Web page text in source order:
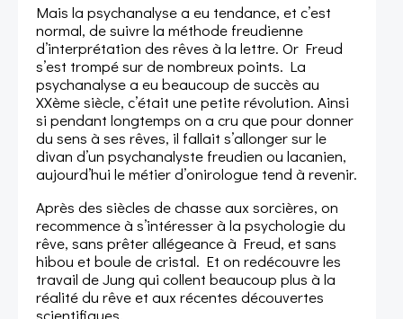
Mais la psychanalyse a eu tendance, et c’est
normal, de suivre la méthode freudienne
d’interprétation des rêves à la lettre. Or Freud
s’est trompé sur de nombreux points. La
psychanalyse a eu beaucoup de succès au
XXème siècle, c’était une petite révolution. Ainsi
si pendant longtemps on a cru que pour donner
du sens à ses rêves, il fallait s’allonger sur le
divan d’un psychanalyste freudien ou lacanien,
aujourd’hui le métier d’onirologue tend à revenir.
Après des siècles de chasse aux sorcières, on
recommence à s’intéresser à la psychologie du
rêve, sans prêter allégeance à Freud, et sans
hibou et boule de cristal. Et on redécouvre les
travail de Jung qui collent beaucoup plus à la
réalité du rêve et aux récentes découvertes
scientifiques.